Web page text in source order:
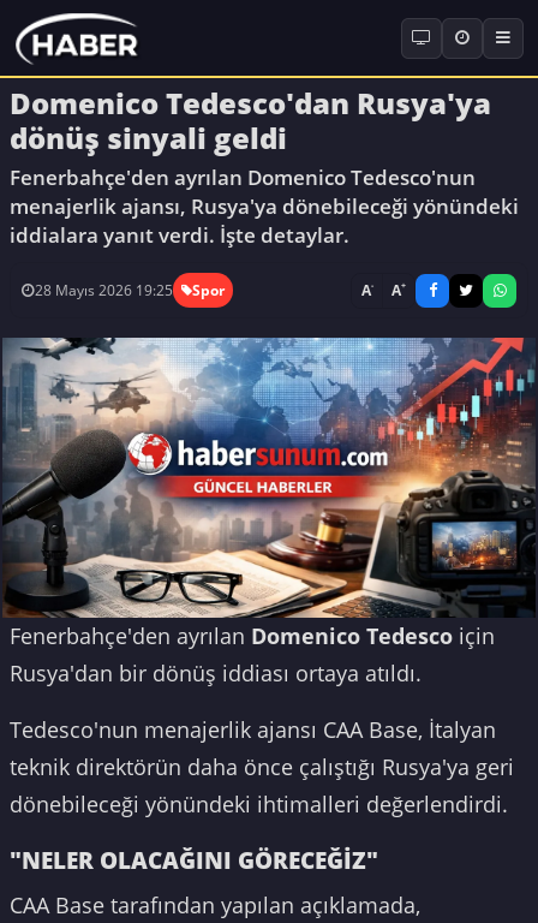
Domenico Tedesco'dan Rusya'ya
dönüş sinyali geldi
Fenerbahçe'den ayrılan Domenico Tedesco'nun
menajerlik ajansı, Rusya'ya dönebileceği yönündeki
iddialara yanıt verdi. İşte detaylar.
28 Mayıs 2026 19:25 Spor A- A+
Fenerbahçe'den ayrılan Domenico Tedesco için
Rusya'dan bir dönüş iddiası ortaya atıldı.
Tedesco'nun menajerlik ajansı CAA Base, İtalyan
teknik direktörün daha önce çalıştığı Rusya'ya geri
dönebileceği yönündeki ihtimalleri değerlendirdi.
"NELER OLACAĞINI GÖRECEĞİZ"
CAA Base tarafından yapılan açıklamada,